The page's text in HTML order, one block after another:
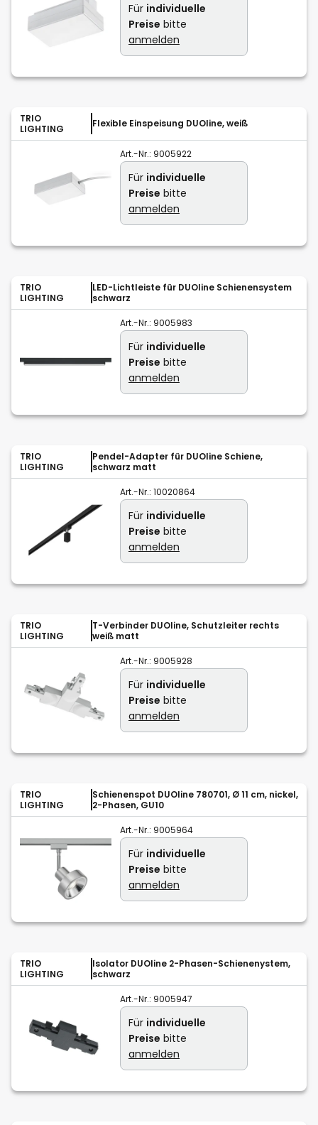
Für individuelle
Preise bitte
anmelden
TRIO
LIGHTING
Flexible Einspeisung DUOline, weiß
Art.-Nr.: 9005922
Für individuelle
Preise bitte
anmelden
TRIO
LIGHTING
LED-Lichtleiste für DUOline Schienensystem
schwarz
Art.-Nr.: 9005983
Für individuelle
Preise bitte
anmelden
TRIO
LIGHTING
Pendel-Adapter für DUOline Schiene,
schwarz matt
Art.-Nr.: 10020864
Für individuelle
Preise bitte
anmelden
TRIO
LIGHTING
T-Verbinder DUOline, Schutzleiter rechts
weiß matt
Art.-Nr.: 9005928
Für individuelle
Preise bitte
anmelden
TRIO
LIGHTING
Schienenspot DUOline 780701, Ø 11 cm, nickel,
2-Phasen, GU10
Art.-Nr.: 9005964
Für individuelle
Preise bitte
anmelden
TRIO
LIGHTING
Isolator DUOline 2-Phasen-Schienenystem,
schwarz
Art.-Nr.: 9005947
Für individuelle
Preise bitte
anmelden